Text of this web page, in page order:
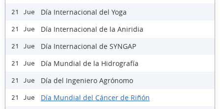
21 Jue Día Internacional del Yoga
21 Jue Día Internacional de la Aniridia
21 Jue Día Internacional de SYNGAP
21 Jue Día Mundial de la Hidrografía
21 Jue Día del Ingeniero Agrónomo
21 Jue Día Mundial del Cáncer de Riñón